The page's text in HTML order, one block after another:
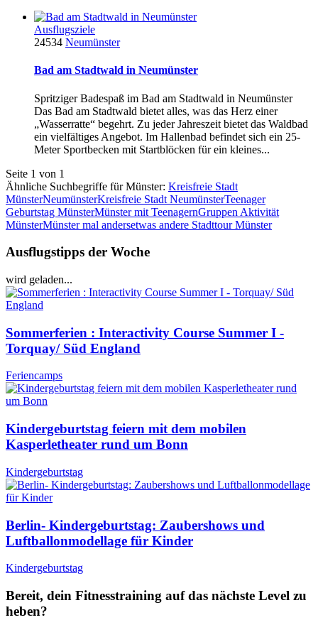
Ausflugsziele
24534 Neumünster
Bad am Stadtwald in Neumünster
Spritziger Badespaß im Bad am Stadtwald in Neumünster
Das Bad am Stadtwald bietet alles, was das Herz einer
„Wasserratte“ begehrt. Zu jeder Jahreszeit bietet das Waldbad
ein vielfältiges Angebot. Im Hallenbad befindet sich ein 25-
Meter Sportbecken mit Startblöcken für ein kleines...
Seite 1 von 1
Ähnliche Suchbegriffe für Münster: Kreisfreie Stadt
MünsterNeumünsterKreisfreie Stadt NeumünsterTeenager
Geburtstag MünsterMünster mit TeenagernGruppen Aktivität
MünsterMünster mal andersetwas andere Stadttour Münster
Ausflugstipps der Woche
wird geladen...
Sommerferien : Interactivity Course Summer I -
Torquay/ Süd England
Feriencamps
Kindergeburtstag feiern mit dem mobilen
Kasperletheater rund um Bonn
Kindergeburtstag
Berlin- Kindergeburtstag: Zaubershows und
Luftballonmodellage für Kinder
Kindergeburtstag
Bereit, dein Fitnesstraining auf das nächste Level zu
heben?